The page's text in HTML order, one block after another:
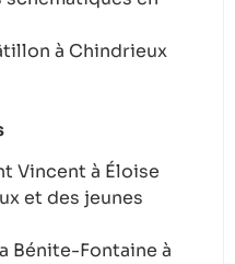
à Chindrieux
Vincent à Éloise
et des jeunes
Bénite-Fontaine à